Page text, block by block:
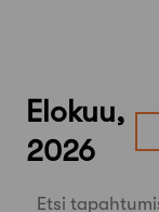
Elokuu,
2026
Etsi